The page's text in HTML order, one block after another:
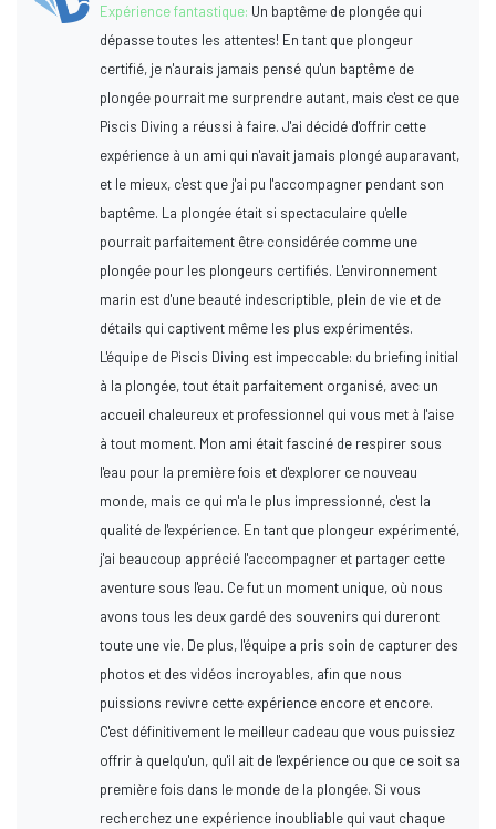
Expérience fantastique: Un baptême de plongée qui
dépasse toutes les attentes! En tant que plongeur
certifié, je n'aurais jamais pensé qu'un baptême de
plongée pourrait me surprendre autant, mais c'est ce que
Piscis Diving a réussi à faire. J'ai décidé d'offrir cette
expérience à un ami qui n'avait jamais plongé auparavant,
et le mieux, c'est que j'ai pu l'accompagner pendant son
baptême. La plongée était si spectaculaire qu'elle
pourrait parfaitement être considérée comme une
plongée pour les plongeurs certifiés. L'environnement
marin est d'une beauté indescriptible, plein de vie et de
détails qui captivent même les plus expérimentés.
L'équipe de Piscis Diving est impeccable: du briefing initial
à la plongée, tout était parfaitement organisé, avec un
accueil chaleureux et professionnel qui vous met à l'aise
à tout moment. Mon ami était fasciné de respirer sous
l'eau pour la première fois et d'explorer ce nouveau
monde, mais ce qui m'a le plus impressionné, c'est la
qualité de l'expérience. En tant que plongeur expérimenté,
j'ai beaucoup apprécié l'accompagner et partager cette
aventure sous l'eau. Ce fut un moment unique, où nous
avons tous les deux gardé des souvenirs qui dureront
toute une vie. De plus, l'équipe a pris soin de capturer des
photos et des vidéos incroyables, afin que nous
puissions revivre cette expérience encore et encore.
C'est définitivement le meilleur cadeau que vous puissiez
offrir à quelqu'un, qu'il ait de l'expérience ou que ce soit sa
première fois dans le monde de la plongée. Si vous
recherchez une expérience inoubliable qui vaut chaque